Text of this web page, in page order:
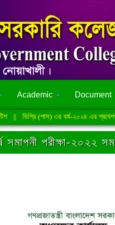
Academic Document
ডিগ্রি (পাস) ৩য় বর্ষ-২০২৪ এর প্রবেশপত্র
সমাপনী পরীক্ষা-২০২২